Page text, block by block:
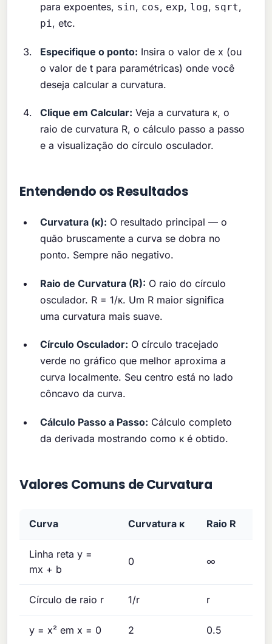
para expoentes, sin, cos, exp, log, sqrt,
pi, etc.
Especifique o ponto: Insira o valor de x (ou
o valor de t para paramétricas) onde você
deseja calcular a curvatura.
Clique em Calcular: Veja a curvatura κ, o
raio de curvatura R, o cálculo passo a passo
e a visualização do círculo osculador.
Entendendo os Resultados
Curvatura (κ): O resultado principal — o
quão bruscamente a curva se dobra no
ponto. Sempre não negativo.
Raio de Curvatura (R): O raio do círculo
osculador. R = 1/κ. Um R maior significa
uma curvatura mais suave.
Círculo Osculador: O círculo tracejado
verde no gráfico que melhor aproxima a
curva localmente. Seu centro está no lado
côncavo da curva.
Cálculo Passo a Passo: Cálculo completo
da derivada mostrando como κ é obtido.
Valores Comuns de Curvatura
Curva Curvatura κ Raio R
Linha reta y =
mx + b
0 ∞
Círculo de raio r 1/r r
y = x² em x = 0 2 0.5